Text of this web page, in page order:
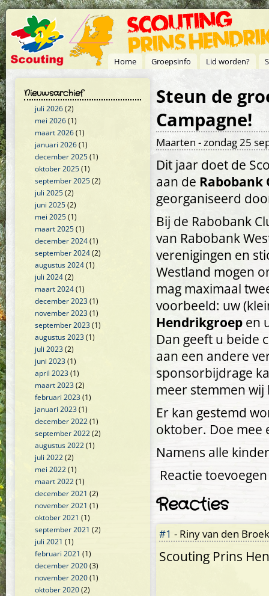
Overslaan en naar de inhoud gaan
Home Groepsinfo Lid worden?
Nieuwsarchief
juli 2026(2)
mei 2026(1)
maart 2026(1)
januari 2026(1)
december 2025(1)
oktober 2025(1)
september 2025(2)
juli 2025(2)
juni 2025(2)
mei 2025(1)
maart 2025(1)
december 2024(1)
september 2024(2)
augustus 2024(1)
juli 2024(2)
maart 2024(1)
december 2023(1)
november 2023(1)
september 2023(1)
augustus 2023(1)
juli 2023(2)
juni 2023(1)
april 2023(1)
maart 2023(2)
februari 2023(1)
januari 2023(1)
december 2022(1)
september 2022(2)
augustus 2022(1)
juli 2022(2)
mei 2022(1)
maart 2022(1)
december 2021 (2)
november 2021 (1)
oktober 2021 (1)
september 2021 (2)
juli 2021 (1)
februari 2021 (1)
december 2020(3)
november 2020(1)
oktober 2020(2)
Steun de
Campagne!
Maarten - zondag 25
Dit jaar doet de
aan de Rabobank
georganiseerd
Bij de Rabobank
van Rabobank
verenigingen en
Westland mogen
mag maximaal
voorbeeld: uw
Hendrikgroep en
Dan geeft u beide
aan een andere
sponsorbijdrage
meer stemmen wij
Er kan gestemd
oktober. Doe mee
Namens alle
Reactie toevoegen
Reacties
#1 - Riny van den
Scouting Prins